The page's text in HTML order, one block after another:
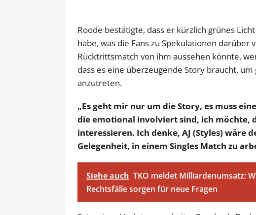
Roode bestätigte, dass er kürzlich grünes
habe, was die Fans zu Spekulationen darüber
Rücktrittsmatch von ihm aussehen könnte,
dass es eine überzeugende Story braucht,
anzutreten.
„Es geht mir nur um die Story, es muss
die emotional involviert sind, ich möchte,
interessieren. Ich denke, AJ (Styles) wäre
Gelegenheit, in einem Singles Match zu
Siehe auch TKO meldet Milliardenumsatz:
Rechtsfälle sorgen für neue Fragen